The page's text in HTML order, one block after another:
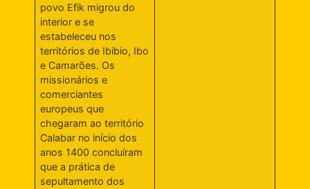
povo Efik migrou do
interior e se
estabeleceu nos
territórios de Ibibio, Ibo
e Camarões. Os
missionários e
comerciantes
europeus que
chegaram ao território
Calabar no início dos
anos 1400 concluíram
que a prática de
sepultamento dos